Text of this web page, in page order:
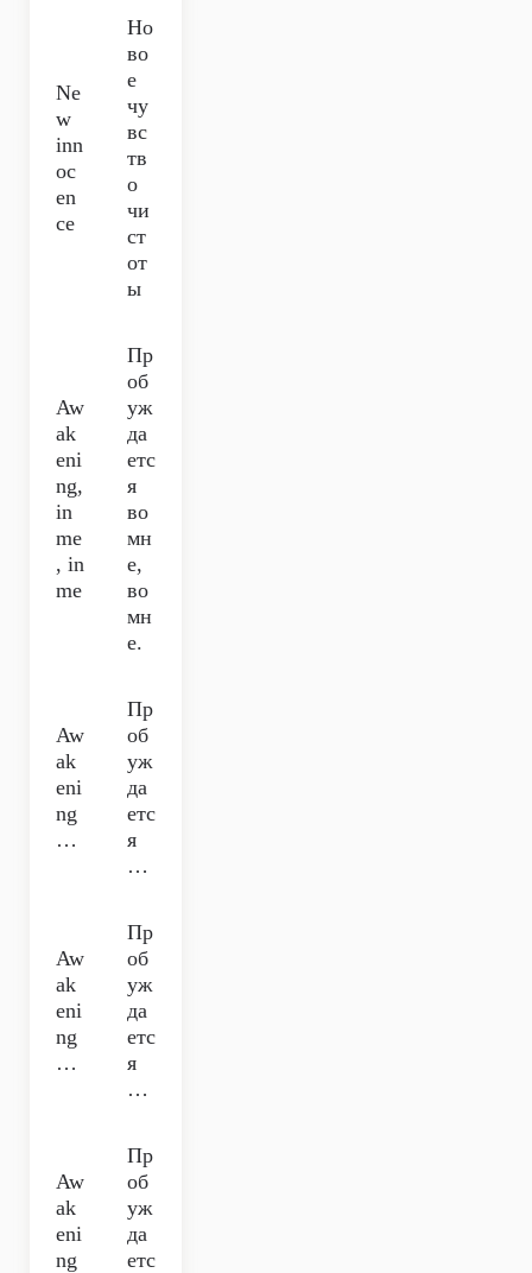
Ne
w
inn
oc
en
ce
Но
во
е
чу
вс
тв
о
чи
ст
от
ы
Aw
ak
eni
ng,
in
me
, in
me
Пр
об
уж
да
етс
я
во
мн
е,
во
мн
е.
Aw
ak
eni
ng
…
Пр
об
уж
да
етс
я
…
Aw
ak
eni
ng
…
Пр
об
уж
да
етс
я
…
Aw
ak
eni
ng
Пр
об
уж
да
етс